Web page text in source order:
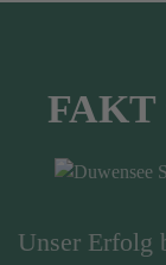
FAKT
Unser Erfolg